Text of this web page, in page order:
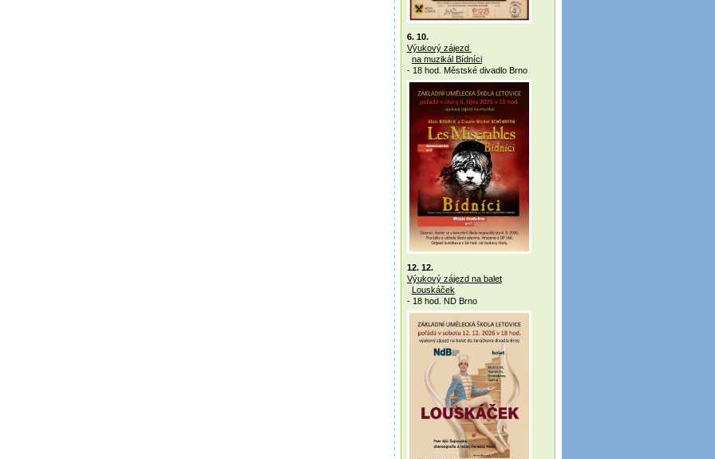
6. 10.
Výukový zájezd
na muzikál Bídníci
- 18 hod. Městské divadlo Brno
12. 12.
Výukový zájezd na balet
Louskáček
- 18 hod. ND Brno